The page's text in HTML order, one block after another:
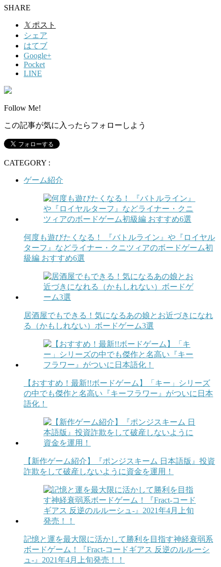
SHARE
𝕏 ポスト
シェア
はてブ
Google+
Pocket
LINE
Follow Me!
この記事が気に入ったらフォローしよう
CATEGORY :
ゲーム紹介
何度も遊びたくなる！ 『バトルライン』や『ロイヤル
ターフ』などライナー・クニツィアのボードゲーム初
級編 おすすめ6選
居酒屋でもできる！気になるあの娘とお近づきになれ
る（かもしれない）ボードゲーム3選
【おすすめ！最新!!ボードゲーム】「キー」シリーズ
の中でも傑作と名高い『キーフラワー』がついに日本
語化！
【新作ゲーム紹介】『ポンジスキーム 日本語版』投資
詐欺をして破産しないように資金を運用！
記憶と運を最大限に活かして勝利を目指す神経衰弱系
ボードゲーム！『Fract-コードギアス 反逆のルルーシ
ュ-』2021年4月上旬発売！！